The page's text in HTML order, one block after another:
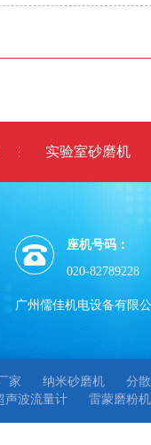
实验室砂磨机
座机号码：
020-82789228
广州儒佳机电设备有限
家 纳米砂磨机
分
声波流量计 雷蒙磨粉机